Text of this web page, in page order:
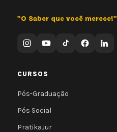
"O Saber que você merece!"
CURSOS
Pós-Graduação
Pós Social
PratikaJur